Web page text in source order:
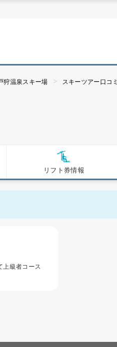
狩温泉スキー場 スキーツアー口コミ
リフト券情報
上級者コース